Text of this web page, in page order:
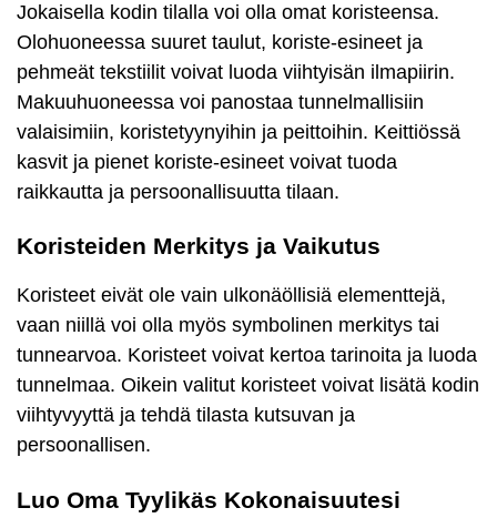
Jokaisella kodin tilalla voi olla omat koristeensa.
Olohuoneessa suuret taulut, koriste-esineet ja
pehmeät tekstiilit voivat luoda viihtyisän ilmapiirin.
Makuuhuoneessa voi panostaa tunnelmallisiin
valaisimiin, koristetyynyihin ja peittoihin. Keittiössä
kasvit ja pienet koriste-esineet voivat tuoda
raikkautta ja persoonallisuutta tilaan.
Koristeiden Merkitys ja Vaikutus
Koristeet eivät ole vain ulkonäöllisiä elementtejä,
vaan niillä voi olla myös symbolinen merkitys tai
tunnearvoa. Koristeet voivat kertoa tarinoita ja luoda
tunnelmaa. Oikein valitut koristeet voivat lisätä kodin
viihtyvyyttä ja tehdä tilasta kutsuvan ja
persoonallisen.
Luo Oma Tyylikäs Kokonaisuutesi